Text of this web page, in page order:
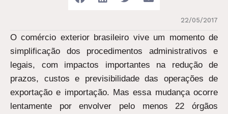
22/05/2017
O comércio exterior brasileiro vive um momento de
simplificação dos procedimentos administrativos e
legais, com impactos importantes na redução de
prazos, custos e previsibilidade das operações de
exportação e importação. Mas essa mudança ocorre
lentamente por envolver pelo menos 22 órgãos